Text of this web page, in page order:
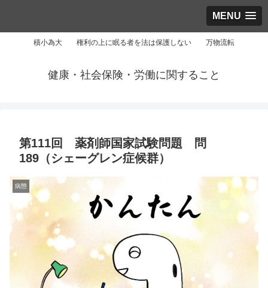
MENU
積小為大 権利の上に眠る者を法は保護しない 万物流転
健康・社会保険・労働に関すること
第111回 薬剤師国家試験問題 問
189（シェーグレン症候群）
病態